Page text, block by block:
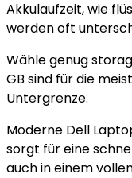
Akkulaufzeit, wie
werden oft
Wähle genug
GB sind für die
Untergrenze.
Moderne Dell
sorgt für eine
auch in einem